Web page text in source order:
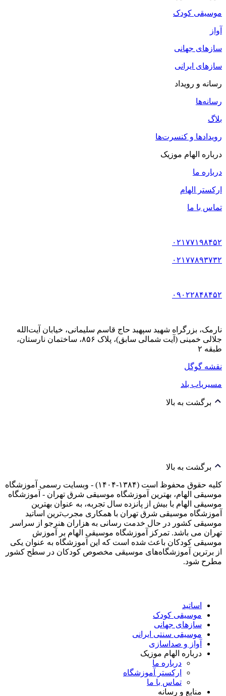
موسیقی کودک
آواز
سازهای جهانی
سازهای ایرانی
رسانه و رویداد
رسانه‌ها
بلاگ
رویدادها و کنسرت‌ها
درباره الهام موزیک
درباره ما
ارکستر الهام
تماس با ما
۰۲۱۷۷۱۹۸۴۵۲
۰۲۱۷۷۸۹۳۷۳۲
۰۹۰۲۲۸۴۸۴۵۲
نارمک، بزرگراه شهید سپهبد حاج قاسم سلیمانی، خیابان آیت‌الله
جلالی خمینی (آیت شمالی سابق)، پلاک ۸۵۶، ساختمان نارستان،
طبقه ۲
نقشه گوگل
مسیریاب بلد
برگشت به بالا
برگشت به بالا
کلیه حقوق محفوظ است (۱۳۸۴-۱۴۰۴) - وبسایت رسمی آموزشگاه
موسیقی الهام، بهترین آموزشگاه موسیقی شرق تهران - آموزشگاه
موسیقی الهام با بیش از پانزده سال تجربه، به عنوان بهترین
آموزشگاه موسیقی شرق تهران با همکاری مجرب‌ترین اساتید
موسیقی کشور در حال خدمت رسانی به هزاران هنرجو از سراسر
تهران می باشد. تمرکز آموزشگاه موسیقی الهام بر آموزش
موسیقی کودکان باعث شده است که این آموزشگاه به عنوان یکی
از برترین آموزشگاه‌های موسیقی مخصوص کودکان در سطح کشور
مطرح شود.
اساتید
موسیقی کودک
سازهای جهانی
موسیقی سنتی ایرانی
آواز و صداسازی
درباره الهام موزیک
درباره ما
ارکستر آموزشگاه
تماس با ما
منابع و رسانه